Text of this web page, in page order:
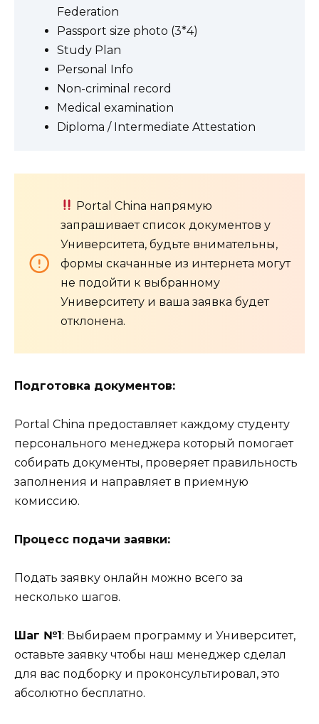
Federation
Passport size photo (3*4)
Study Plan
Personal Info
Non-criminal record
Medical examination
Diploma / Intermediate Attestation
Portal China напрямую
запрашивает список документов у
Университета, будьте внимательны,
формы скачанные из интернета могут
не подойти к выбранному
Университету и ваша заявка будет
отклонена.
Подготовка документов:
Portal China предоставляет каждому студенту
персонального менеджера который помогает
собирать документы, проверяет правильность
заполнения и направляет в приемную
комиссию.
Процесс подачи заявки:
Подать заявку онлайн можно всего за
несколько шагов.
Шаг №1 : Выбираем программу и Университет,
оставьте заявку чтобы наш менеджер сделал
для вас подборку и проконсультировал, это
абсолютно бесплатно.